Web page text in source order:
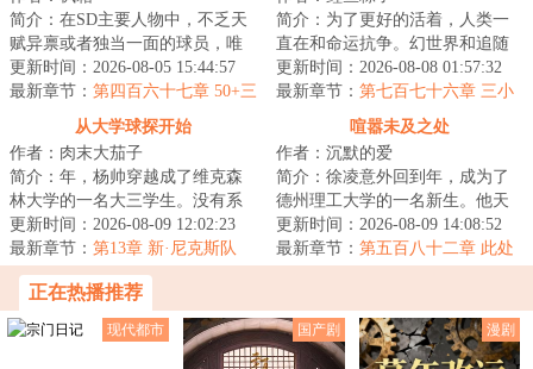
简介：在SD主要人物中，不乏天
赋异禀或者独当一面的球员，唯
有一人除外，他就是时间掌控者
木暮公延！他不...
更新时间：2026-08-05 15:44:57
最新章节： 第四百六十七章 50+三
双，志在MVP！
简介：为了更好的活着，人类一
直在和命运抗争。幻世界和追随
者的出现，人类进入了领主时
代。领主也就是职...
更新时间：2026-08-08 01:57:32
最新章节： 第七百七十六章 三小
将上阵赌斗
从大学球探开始
作者：肉末大茄子
简介：年，杨帅穿越成了维克森
林大学的一名大三学生。没有系
统，没有天赋，他唯一比其他人
多知道的，是未...
更新时间：2026-08-09 12:02:23
最新章节： 第13章 新·尼克斯队
（加更求月票！）
喧嚣未及之处
作者：沉默的爱
简介：徐凌意外回到年，成为了
德州理工大学的一名新生。他天
赋异禀，却鲜为人知。那时，传
奇教练鲍勃·奈...
更新时间：2026-08-09 14:08:52
最新章节： 第五百八十二章 此处
正在热播推荐
现代都市 国产剧 漫剧